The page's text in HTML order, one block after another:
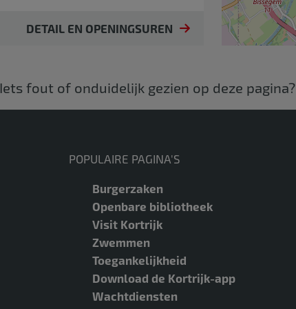
DETAIL EN OPENINGSUREN
Iets fout of onduidelijk gezien op deze pagina?
POPULAIRE PAGINA'S
Burgerzaken
Openbare bibliotheek
Visit Kortrijk
Zwemmen
Toegankelijkheid
Download de Kortrijk-app
Wachtdiensten